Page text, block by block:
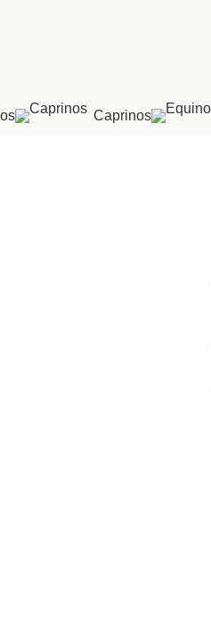
Caprinos